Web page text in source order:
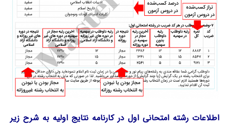
اطلاعات رشته امتحانی اول در کارنامه نتایج اولیه به شرح زیر